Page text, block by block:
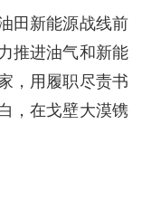
田新能源战线前
推进油气和新能
，用履职尽责书
，在戈壁大漠镌